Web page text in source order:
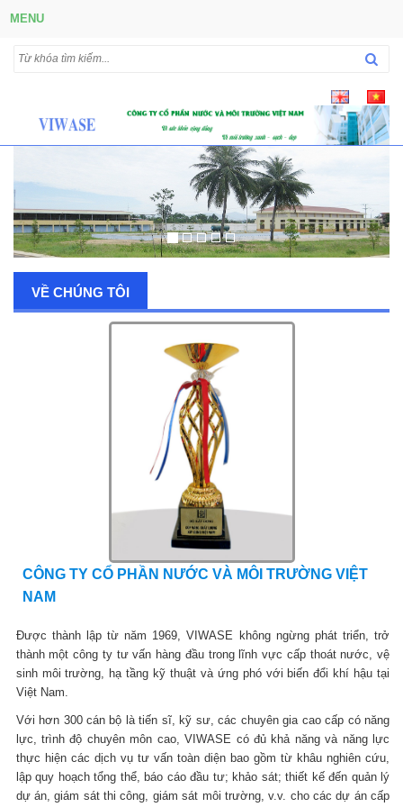
MENU
VỀ CHÚNG TÔI
CÔNG TY CỔ PHẦN NƯỚC VÀ MÔI TRƯỜNG VIỆT
NAM
Được thành lập từ năm 1969, VIWASE không ngừng phát triển, trở
thành một công ty tư vấn hàng đầu trong lĩnh vực cấp thoát nước, vệ
sinh môi trường, hạ tầng kỹ thuật và ứng phó với biến đổi khí hậu tại
Việt Nam.
Với hơn 300 cán bộ là tiến sĩ, kỹ sư, các chuyên gia cao cấp có năng
lực, trình độ chuyên môn cao, VIWASE có đủ khả năng và năng lực
thực hiện các dịch vụ tư vấn toàn diện bao gồm từ khâu nghiên cứu,
lập quy hoạch tổng thể, báo cáo đầu tư; khảo sát; thiết kế đến quản lý
dự án, giám sát thi công, giám sát môi trường, v.v. cho các dự án cấp